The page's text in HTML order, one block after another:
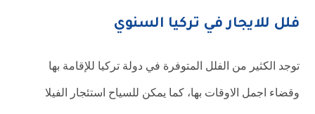
فلل للايجار في تركيا السنوي
توجد الكثير من الفلل المتوفرة في دولة تركيا للإقامة بها
وقضاء اجمل الاوقات بها، كما يمكن للسياح استئجار الفيلا